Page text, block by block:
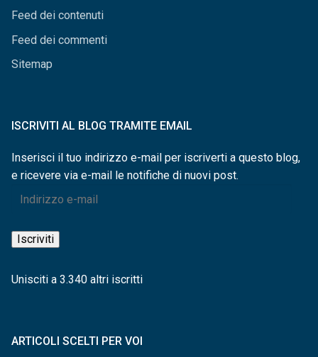
Feed dei contenuti
Feed dei commenti
Sitemap
ISCRIVITI AL BLOG TRAMITE EMAIL
Inserisci il tuo indirizzo e-mail per iscriverti a questo blog,
e ricevere via e-mail le notifiche di nuovi post.
Indirizzo
mail
Iscriviti
Unisciti a 3.340 altri iscritti
ARTICOLI SCELTI PER VOI